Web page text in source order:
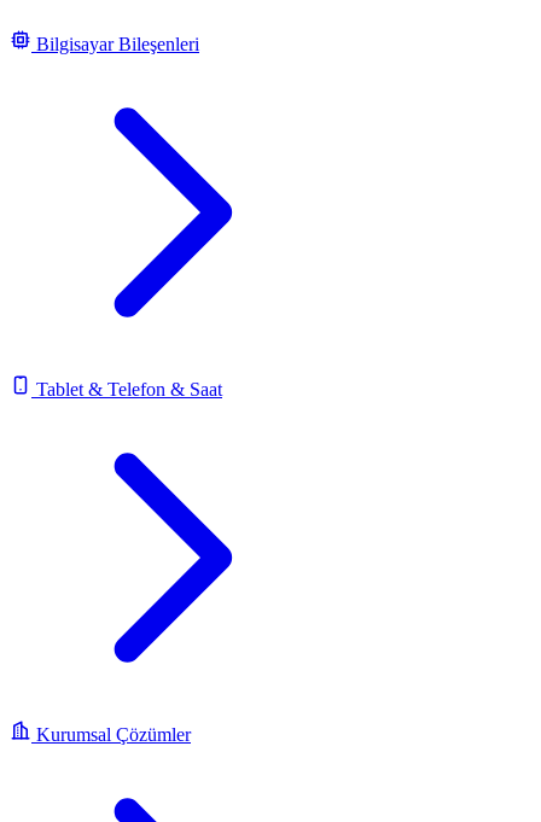
Bilgisayar Bileşenleri
Tablet & Telefon & Saat
Kurumsal Çözümler